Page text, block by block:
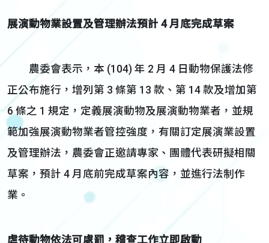
展演動物業設置及管理辦法預計 4月底完成草案
農委會表示，本 (104) 年 2 月 4 日動物保護法修
正公布施行，增列第 3 條第 13 款、第 14 款及增加第
6 條之 1 規定，定義展演動物及展演動物業者，並規
範加強展演動物業者管控強度，有關訂定展演業設置
及管理辦法，農委會正邀請專家、團體代表研擬相關
草案，預計 4 月底前完成草案內容，並進行法制作
業。
虐待動物依法可處罰，稽查工作立即啟動